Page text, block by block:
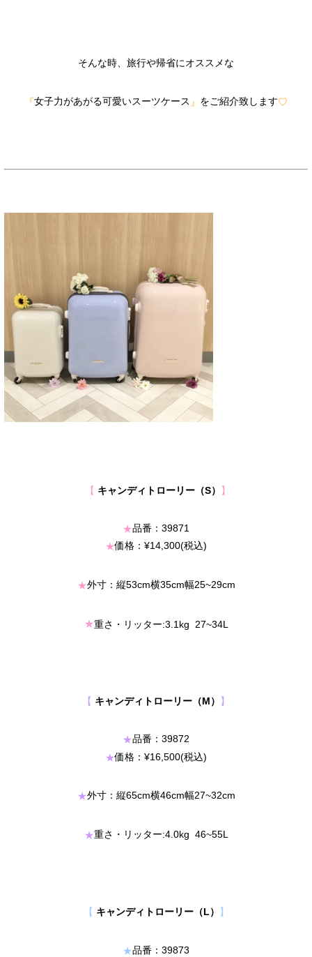
そんな時、旅行や帰省にオススメな
『女子力があがる可愛いスーツケース 』 をご紹介致します♡
【 キャンディトローリー（S） 】
★品番：39871
★価格：¥14,300(税込)
★外寸：縦53cm横35cm幅25~29cm
★重さ・リッター:3.1kg 27~34L
【 キャンディトローリー（M） 】
★品番：39872
★価格：¥16,500(税込)
★外寸：縦65cm横46cm幅27~32cm
★重さ・リッター:4.0kg 46~55L
【 キャンディトローリー（L） 】
★品番：39873